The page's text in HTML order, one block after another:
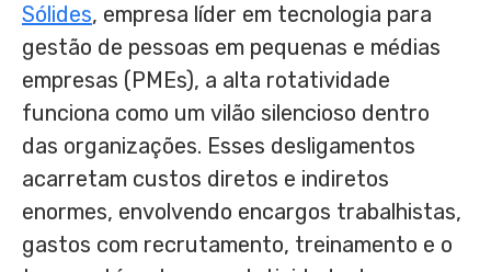
Sólides, empresa líder em tecnologia para
gestão de pessoas em pequenas e médias
empresas (PMEs), a alta rotatividade
funciona como um vilão silencioso dentro
das organizações. Esses desligamentos
acarretam custos diretos e indiretos
enormes, envolvendo encargos trabalhistas,
gastos com recrutamento, treinamento e o